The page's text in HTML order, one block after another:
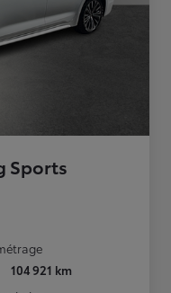
Sports
104 921 km